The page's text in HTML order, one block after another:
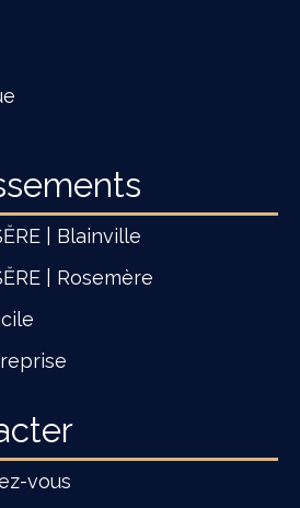
| Blainville
| Rosemère
vous